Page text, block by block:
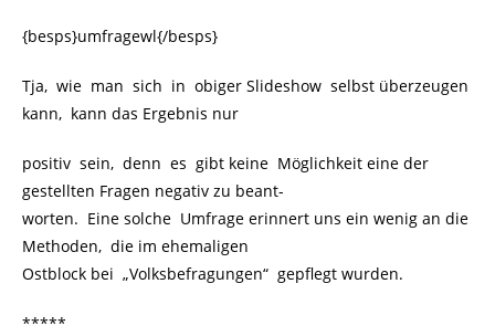
{besps}umfragewl{/besps}
Tja, wie man sich in obiger Slideshow selbst überzeugen
kann, kann das Ergebnis nur
positiv sein, denn es gibt keine Möglichkeit eine der
gestellten Fragen negativ zu beant-
worten. Eine solche Umfrage erinnert uns ein wenig an die
Methoden, die im ehemaligen
Ostblock bei „Volksbefragungen“ gepflegt wurden.
*****